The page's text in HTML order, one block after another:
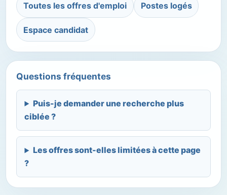
Toutes les offres d'emploi Postes logés
Espace candidat
Questions fréquentes
Puis-je demander une recherche plus
ciblée ?
Les offres sont-elles limitées à cette page
?